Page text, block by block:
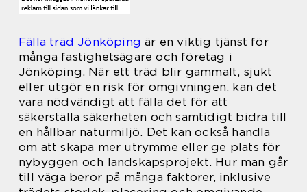
Fälla träd Jönköping är en viktig tjänst för
många fastighetsägare och företag i
Jönköping. När ett träd blir gammalt, sjukt
eller utgör en risk för omgivningen, kan det
vara nödvändigt att fälla det för att
säkerställa säkerheten och samtidigt bidra till
en hållbar naturmiljö. Det kan också handla
om att skapa mer utrymme eller ge plats för
nybyggen och landskapsprojekt. Hur man går
till väga beror på många faktorer, inklusive